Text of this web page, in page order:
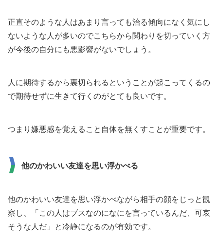
正直そのような人はあまり言っても治る傾向になく気にし
ないような人が多いのでこちらから関わりを切っていく方
が今後の自分にも悪影響がないでしょう。
人に期待するから裏切られるということが起こってくるの
で期待せずに生きて行くのがとても良いです。
つまり嫌悪感を覚えること自体を無くすことが重要です。
他のかわいい友達を思い浮かべる
他のかわいい友達を思い浮かべながら相手の顔をじっと観
察し、「この人はブスなのになにを言っているんだ、可哀
そうな人だ」と冷静になるのが有効です。